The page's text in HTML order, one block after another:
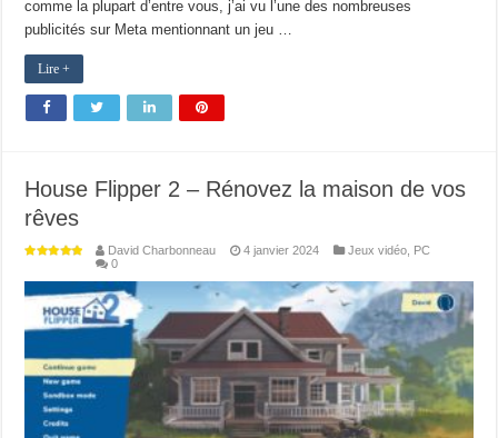
comme la plupart d’entre vous, j’ai vu l’une des nombreuses
publicités sur Meta mentionnant un jeu …
Lire +
House Flipper 2 – Rénovez la maison de vos
rêves
David Charbonneau 4 janvier 2024 Jeux vidéo, PC
0